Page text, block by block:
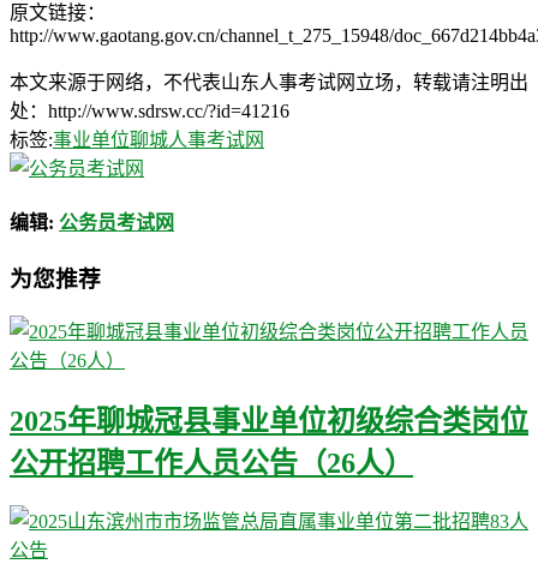
原文链接：
http://www.gaotang.gov.cn/channel_t_275_15948/
本文来源于网络，不代表山东人事考试网立场，转载请注明出
处：http://www.sdrsw.cc/?id=41216
标签:事业单位聊城人事考试网
编辑: 公务员考试网
为您推荐
2025年聊城冠县事业单位初级综合类岗位
公开招聘工作人员公告（26人）